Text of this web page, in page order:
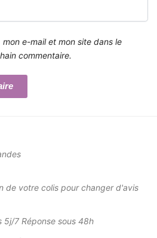
e-mail et mon site dans le
commentaire.
de votre colis pour changer d'avis
5j/7 Réponse sous 48h